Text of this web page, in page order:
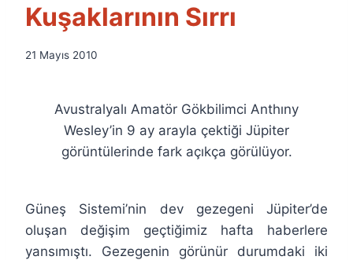
Kuşaklarının Sırrı
By
21 Mayıs 2010
Avustralyalı Amatör Gökbilimci Anthıny
Wesley’in 9 ay arayla çektiği Jüpiter
görüntülerinde fark açıkça görülüyor.
Güneş Sistemi’nin dev gezegeni Jüpiter’de
oluşan değişim geçtiğimiz hafta haberlere
yansımıştı. Gezegenin görünür durumdaki iki